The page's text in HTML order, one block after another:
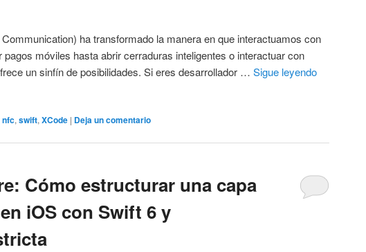
ha transformado la manera en que interactuamos con
móviles hasta abrir cerraduras inteligentes o interactuar con
un sinfín de posibilidades. Si eres desarrollador …Sigue leyendo
nfc,swift,XCode | Deja un comentario
Cómo estructurar una capa
iOS con Swift 6 y